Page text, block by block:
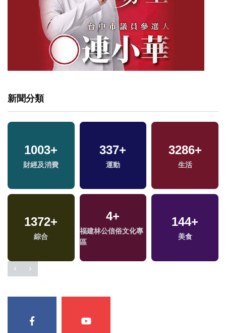
新聞分類
1003+
財經及消費
337+
運動
3286+
生活
1372+
綜合
4+
福建林公信俗文化專
區
144+
美食